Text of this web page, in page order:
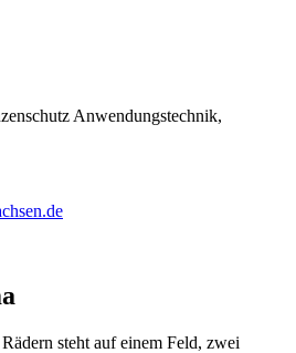
Anwendungstechnik,